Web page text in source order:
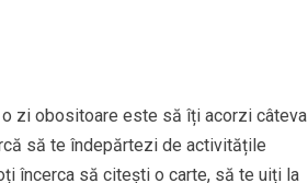
zi obositoare este să îți acorzi câteva
să te îndepărtezi de activitățile
încerca să citești o carte, să te uiți la